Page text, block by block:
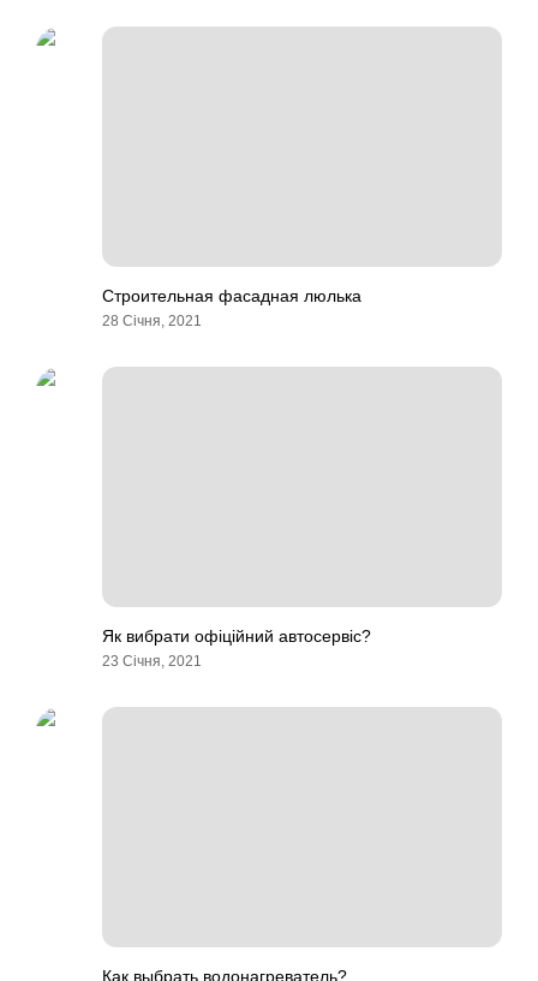
Строительная фасадная люлька
28 Січня, 2021
Як вибрати офіційний автосервіс?
23 Січня, 2021
Как выбрать водонагреватель?